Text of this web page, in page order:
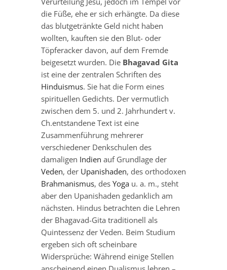
die Füße, ehe er sich erhängte. Da diese
das blutgetränkte Geld nicht haben
wollten, kauften sie den Blut- oder
Töpferacker davon, auf dem Fremde
beigesetzt wurden. Die Bhagavad Gita
ist eine der zentralen Schriften des
Hinduismus. Sie hat die Form eines
spirituellen Gedichts. Der vermutlich
zwischen dem 5. und 2. Jahrhundert v.
Ch.entstandene Text ist eine
Zusammenführung mehrerer
verschiedener Denkschulen des
damaligen Indien auf Grundlage der
Veden, der Upanishaden, des orthodoxen
Brahmanismus, des Yogau. a. m., steht
aber den Upanishaden gedanklich am
nächsten. Hindus betrachten die Lehren
der Bhagavad-Gita traditionell als
Quintessenz der Veden. Beim Studium
ergeben sich oft scheinbare
Widersprüche: Während einige Stellen